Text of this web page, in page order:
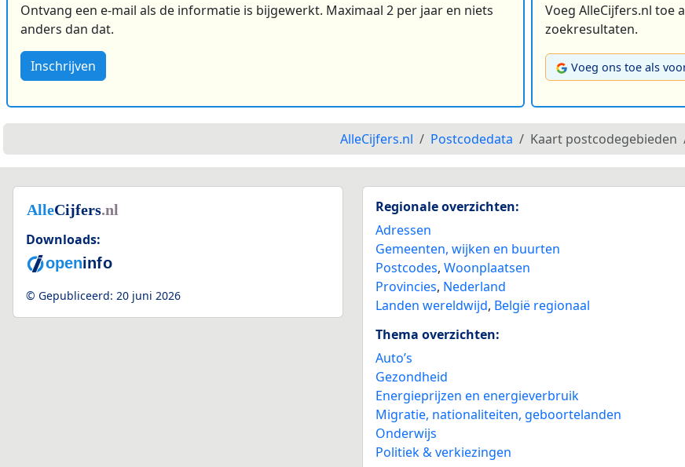
Ontvang een e-mail als de informatie is bijgewerkt. Maximaal 2 per jaar en niets
anders dan dat.
Inschrijven
Voeg AlleCijfers.nl toe
zoekresultaten.
Voeg ons toe als
AlleCijfers.nl Postcodedata Kaart postcodegebieden
Downloads:
© Gepubliceerd: 20 juni 2026
Regionale overzichten:
Adressen
Gemeenten, wijken en buurten
Postcodes,Woonplaatsen
Provincies, Nederland
Landen wereldwijd, België regionaal
Thema overzichten:
Auto’s
Gezondheid
Energieprijzen en energieverbruik
Migratie, nationaliteiten, geboortelanden
Onderwijs
Politiek & verkiezingen